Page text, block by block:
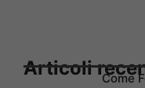
Articoli
Come